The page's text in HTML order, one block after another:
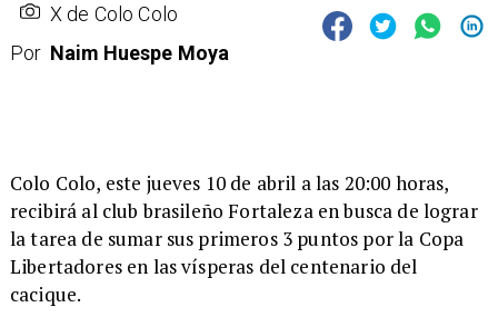
X de Colo Colo
Por Naim Huespe Moya
​Colo Colo, este jueves 10 de abril a las 20:00 horas,
recibirá al club brasileño Fortaleza en busca de lograr
la tarea de sumar sus primeros 3 puntos por la Copa
Libertadores en las vísperas del centenario del
cacique.